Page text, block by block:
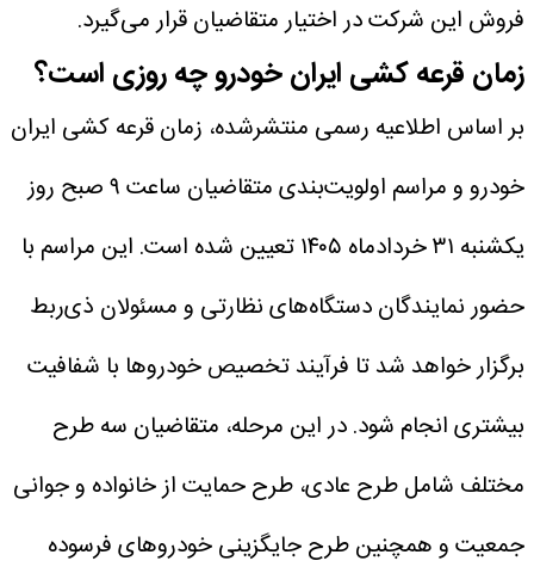
فروش این شرکت در اختیار متقاضیان قرار می‌گیرد.
زمان قرعه کشی ایران خودرو چه روزی است؟
بر اساس اطلاعیه رسمی منتشرشده، زمان قرعه کشی ایران
خودرو و مراسم اولویت‌بندی متقاضیان ساعت ۹ صبح روز
یکشنبه ۳۱ خردادماه ۱۴۰۵ تعیین شده است. این مراسم با
حضور نمایندگان دستگاه‌های نظارتی و مسئولان ذی‌ربط
برگزار خواهد شد تا فرآیند تخصیص خودروها با شفافیت
بیشتری انجام شود.در این مرحله، متقاضیان سه طرح
مختلف شامل طرح عادی، طرح حمایت از خانواده و جوانی
جمعیت و همچنین طرح جایگزینی خودروهای فرسوده